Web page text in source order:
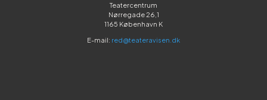
Teatercentrum
Nørregade 26,1
1165 København K
E-mail: red@teateravisen.dk